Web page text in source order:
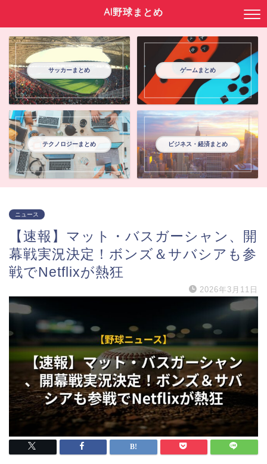
AI野球まとめ
サッカーまとめ ゲームまとめ
テクノロジーまとめ ビジネス・経済まとめ
ニュース
【速報】マット・バスガーシャン、開
幕戦実況決定！ボンズ＆サバシアも参
戦でNetflixが熱狂
2026年3月11日